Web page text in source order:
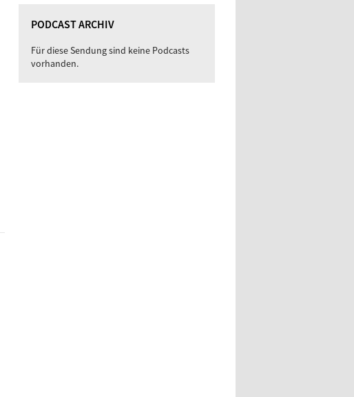
PODCAST ARCHIV
Für diese Sendung sind keine Podcasts
vorhanden.